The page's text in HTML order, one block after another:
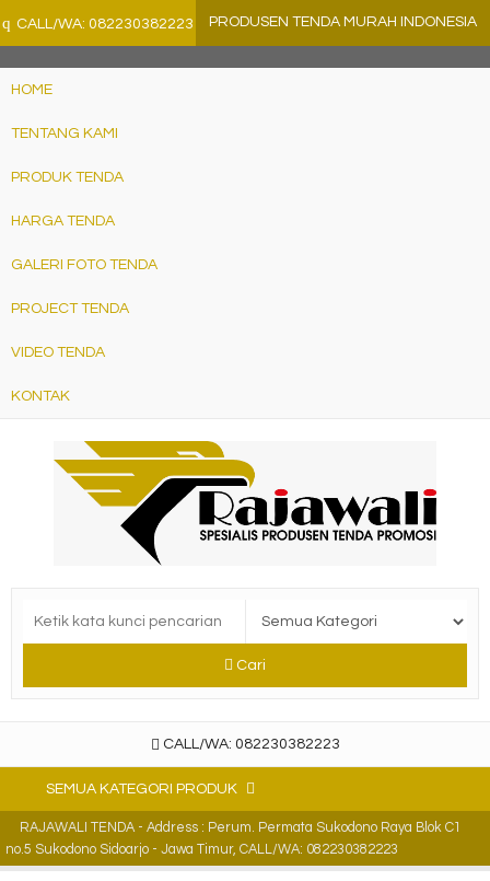
q CALL/WA: 082230382223 PRODUSEN TENDA MURAH INDONESIA
HOME
TENTANG KAMI
PRODUK TENDA
HARGA TENDA
GALERI FOTO TENDA
PROJECT TENDA
VIDEO TENDA
KONTAK
Cari
CALL/WA: 082230382223
SEMUA KATEGORI PRODUK
RAJAWALI TENDA - Address : Perum. Permata Sukodono Raya Blok C1
no.5 Sukodono Sidoarjo - Jawa Timur, CALL/WA: 082230382223